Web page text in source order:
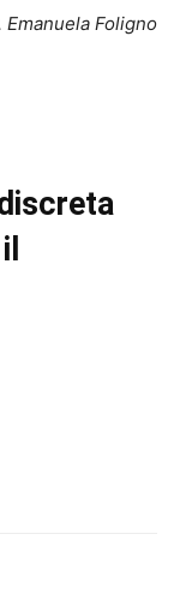
Emanuela Foligno